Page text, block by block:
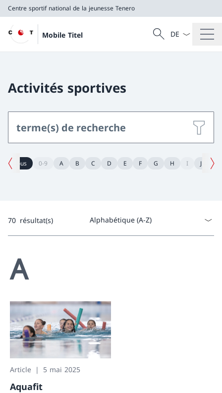
Centre sportif national de la jeunesse Tenero
Mobile Titel
Recherche
Recherche
La langue
Activités sportives
Tous 0-9 A B C D E F G H I J K
Filtre précédent
70 résultat(s)
0 résultat(s)
A
Article 5 mai 2025
Aquafit